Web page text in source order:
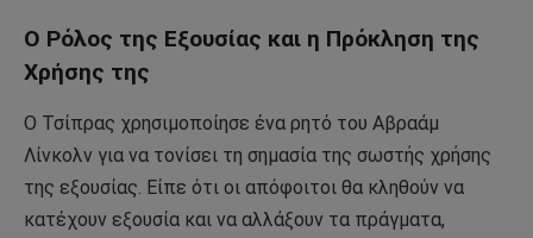
Ο Ρόλος της Εξουσίας και η Πρόκληση της
Χρήσης της
Ο Τσίπρας χρησιμοποίησε ένα ρητό του Αβραάμ
Λίνκολν για να τονίσει τη σημασία της σωστής χρήσης
της εξουσίας. Είπε ότι οι απόφοιτοι θα κληθούν να
κατέχουν εξουσία και να αλλάξουν τα πράγματα,